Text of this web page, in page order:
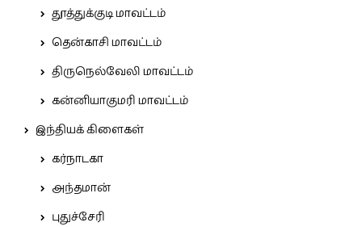
தூத்துக்குடி மாவட்டம்
தென்காசி மாவட்டம்
திருநெல்வேலி மாவட்டம்
கன்னியாகுமரி மாவட்டம்
இந்தியக் கிளைகள்
கர்நாடகா
அந்தமான்
புதுச்சேரி